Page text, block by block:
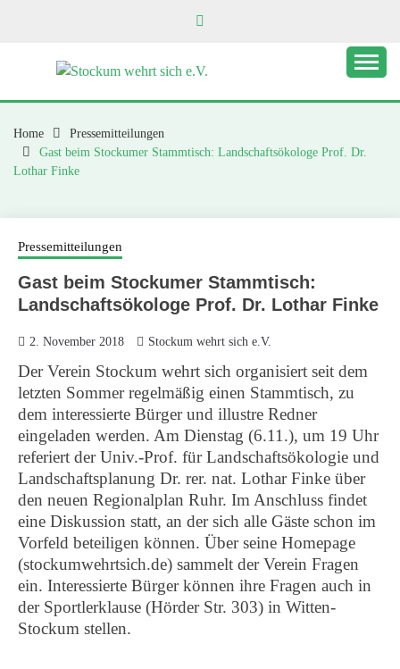
STOCKUM WEHRT
SICH E.V.
Home
Pressemitteilungen
Gast beim Stockumer Stammtisch: Landschaftsökologe Prof. Dr.
Lothar Finke
Pressemitteilungen
Gast beim Stockumer Stammtisch:
Landschaftsökologe Prof. Dr. Lothar Finke
2. November 2018 Stockum wehrt sich e.V.
Der Verein Stockum wehrt sich organisiert seit dem
letzten Sommer regelmäßig einen Stammtisch, zu
dem interessierte Bürger und illustre Redner
eingeladen werden. Am Dienstag (6.11.), um 19 Uhr
referiert der Univ.-Prof. für Landschaftsökologie und
Landschaftsplanung Dr. rer. nat. Lothar Finke über
den neuen Regionalplan Ruhr. Im Anschluss findet
eine Diskussion statt, an der sich alle Gäste schon im
Vorfeld beteiligen können. Über seine Homepage
(stockumwehrtsich.de) sammelt der Verein Fragen
ein. Interessierte Bürger können ihre Fragen auch in
der Sportlerklause (Hörder Str. 303) in Witten-
Stockum stellen.